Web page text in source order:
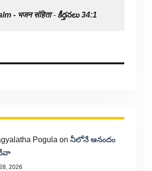
- भजन संहिता- కీర్తనలు 34:1
Pogula on నీలోనే ఆనందం
2026